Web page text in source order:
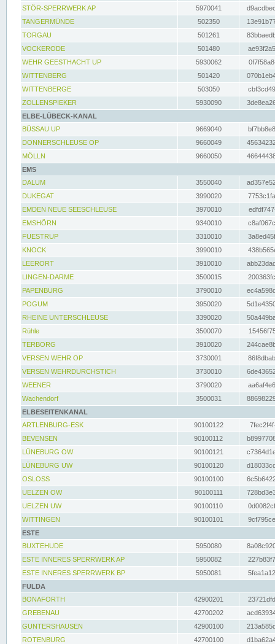
STÖR-SPERRWERK AP 5970041
TANGERMÜNDE
502350
TORGAU
501261
VOCKERODE
501480
WEHR GEESTHACHT UP
5930062
WITTENBERG
501420
WITTENBERGE
503050
ZOLLENSPIEKER
5930090
ELBE-LÜBECK-KANAL
BÜSSAU UP
9669040
DONNERSCHLEUSE OP
9660049
MÖLLN
9660050
EMS
DALUM
3550040
DUKEGAT
3990020
EMDEN NEUE SEESCHLEUSE
3970010
EMSHÖRN
9340010
FUESTRUP
3310010
KNOCK
3990010
LEERORT
3910010
LINGEN-DARME
3500015
PAPENBURG
3790010
POGUM
3950020
RHEINE UNTERSCHLEUSE
3390020
Rühle
3500070
TERBORG
3910020
VERSEN WEHR OP
3730001
VERSEN WEHRDURCHSTICH
3730010
WEENER
3790020
Wachendorf
3500031
ELBESEITENKANAL
ARTLENBURG-ESK
90100122
BEVENSEN
90100112
LÜNEBURG OW
90100121
LÜNEBURG UW
90100120
OSLOSS
90100100
UELZEN OW
90100111
UELZEN UW
90100110
WITTINGEN
90100101
ESTE
BUXTEHUDE
5950080
ESTE INNERES SPERRWERK AP
5950082
ESTE INNERES SPERRWERK BP
5950081
FULDA
BONAFORTH
42900201
GREBENAU
42700202
GUNTERSHAUSEN
42900100
ROTENBURG
42700100